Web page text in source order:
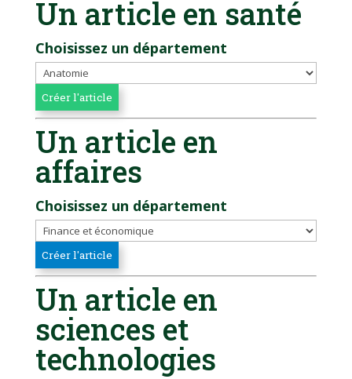
Un article en santé
Choisissez un département
Un article en
affaires
Choisissez un département
Un article en
sciences et
technologies